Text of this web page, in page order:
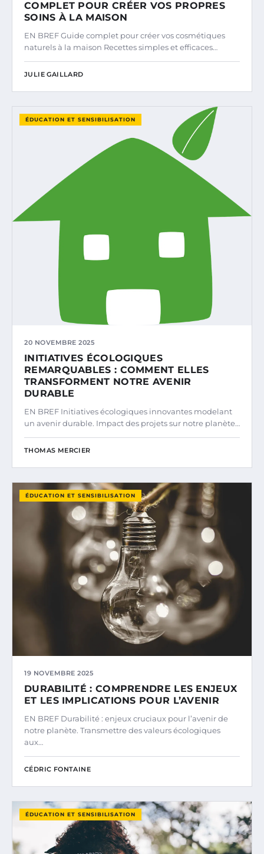
COMPLET POUR CRÉER VOS PROPRES
SOINS À LA MAISON
EN BREF Guide complet pour créer vos cosmétiques
naturels à la maison Recettes simples et efficaces…
JULIE GAILLARD
ÉDUCATION ET SENSIBILISATION
20 NOVEMBRE 2025
INITIATIVES ÉCOLOGIQUES
REMARQUABLES : COMMENT ELLES
TRANSFORMENT NOTRE AVENIR
DURABLE
EN BREF Initiatives écologiques innovantes modelant
un avenir durable. Impact des projets sur notre planète…
THOMAS MERCIER
ÉDUCATION ET SENSIBILISATION
19 NOVEMBRE 2025
DURABILITÉ : COMPRENDRE LES ENJEUX
ET LES IMPLICATIONS POUR L’AVENIR
EN BREF Durabilité : enjeux cruciaux pour l’avenir de
notre planète. Transmettre des valeurs écologiques
aux…
CÉDRIC FONTAINE
ÉDUCATION ET SENSIBILISATION